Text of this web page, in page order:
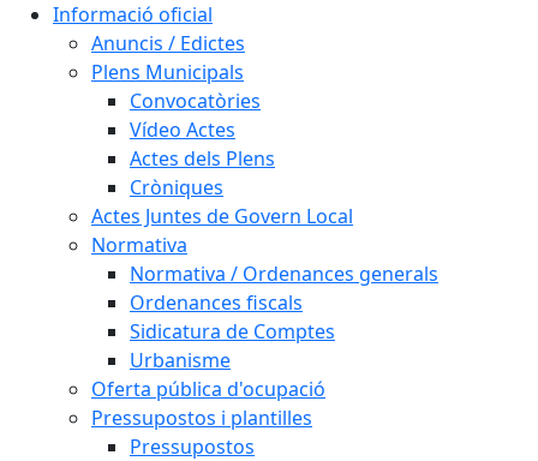
Informació oficial
Anuncis / Edictes
Plens Municipals
Convocatòries
Vídeo Actes
Actes dels Plens
Cròniques
Actes Juntes de Govern Local
Normativa
Normativa / Ordenances generals
Ordenances fiscals
Sidicatura de Comptes
Urbanisme
Oferta pública d'ocupació
Pressupostos i plantilles
Pressupostos